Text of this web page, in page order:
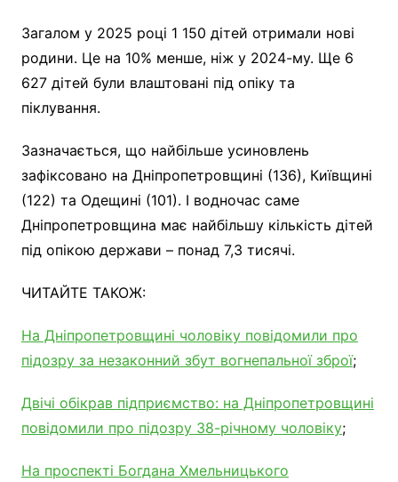
Загалом у 2025 році 1 150 дітей отримали нові
родини. Це на 10% менше, ніж у 2024-му. Ще 6
627 дітей були влаштовані під опіку та
піклування.
Зазначається, що найбільше усиновлень
зафіксовано на Дніпропетровщині (136), Київщині
(122) та Одещині (101). І водночас саме
Дніпропетровщина має найбільшу кількість дітей
під опікою держави – понад 7,3 тисячі.
ЧИТАЙТЕ ТАКОЖ:
На Дніпропетровщині чоловіку повідомили про
підозру за незаконний збут вогнепальної зброї;
Двічі обікрав підприємство: на Дніпропетровщині
повідомили про підозру 38-річному чоловіку;
На проспекті Богдана Хмельницького